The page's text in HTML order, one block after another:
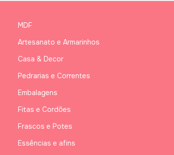
MDF
Artesanato e Armarinhos
Casa & Decor
Pedrarias e Correntes
Embalagens
Fitas e Cordões
Frascos e Potes
Essências e afins